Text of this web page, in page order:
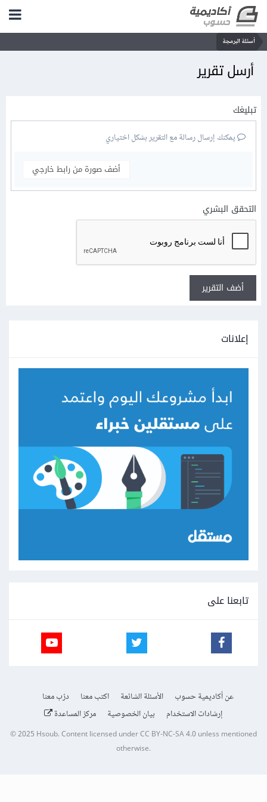
أسئلة البرمجة
أرسل تقرير
تبليغك
يمكنك إرسال رسالة مع التقرير بشكل اختياري
أضف صورة من رابط خارجي
التحقق البشري
أضف التقرير
إعلانات
تابعنا على
عن أكاديمية حسوب الأسئلة الشائعة اكتب معنا
درّب معنا
إرشادات الاستخدام
بيان الخصوصية مركز المساعدة
© 2025 Hsoub.Content licensed underCC BY-NC-SA 4.0unless mentioned
otherwise.